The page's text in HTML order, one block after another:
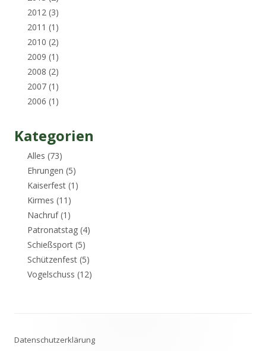
2012 (3)
2011 (1)
2010 (2)
2009 (1)
2008 (2)
2007 (1)
2006 (1)
Kategorien
Alles (73)
Ehrungen (5)
Kaiserfest (1)
Kirmes (11)
Nachruf(1)
Patronatstag (4)
Schießsport (5)
Schützenfest (5)
Vogelschuss (12)
Inhalt
Datenschutzerklärung